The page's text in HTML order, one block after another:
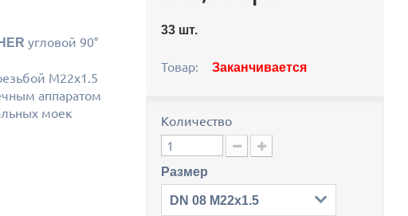
угловой 90°
М22х1.5
аппаратом
моек
33 шт.
Товар: Заканчивается
Количество
Размер
DN 08 M22x1.5